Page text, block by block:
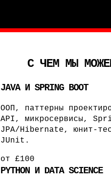
С ЧЕМ МЫ
JAVA И SPRING BOOT
ООП, паттерны
API, микросервисы,
JPA/Hibernate, юнит-
JUnit.
от £100
PYTHON И DATA SCIENCE